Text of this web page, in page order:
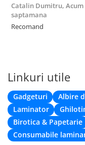
Catalin Dumitru, Acum
saptamana
Recomand
Linkuri utile
Gadgeturi Albire
Laminator
Birotica & Papetarie
Consumabile